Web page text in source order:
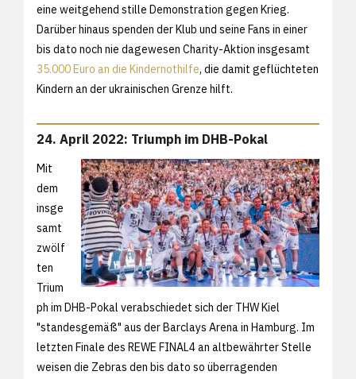
eine weitgehend stille Demonstration gegen Krieg.
Darüber hinaus spenden der Klub und seine Fans in einer
bis dato noch nie dagewesen Charity-Aktion insgesamt
35.000 Euro an die Kindernothilfe, die damit geflüchteten
Kindern an der ukrainischen Grenze hilft.
24. April 2022: Triumph im DHB-Pokal
Mit
dem
insge
samt
zwölf
ten
Trium
ph im DHB-Pokal verabschiedet sich der THW Kiel
"standesgemäß" aus der Barclays Arena in Hamburg. Im
letzten Finale des REWE FINAL4 an altbewährter Stelle
weisen die Zebras den bis dato so überragenden